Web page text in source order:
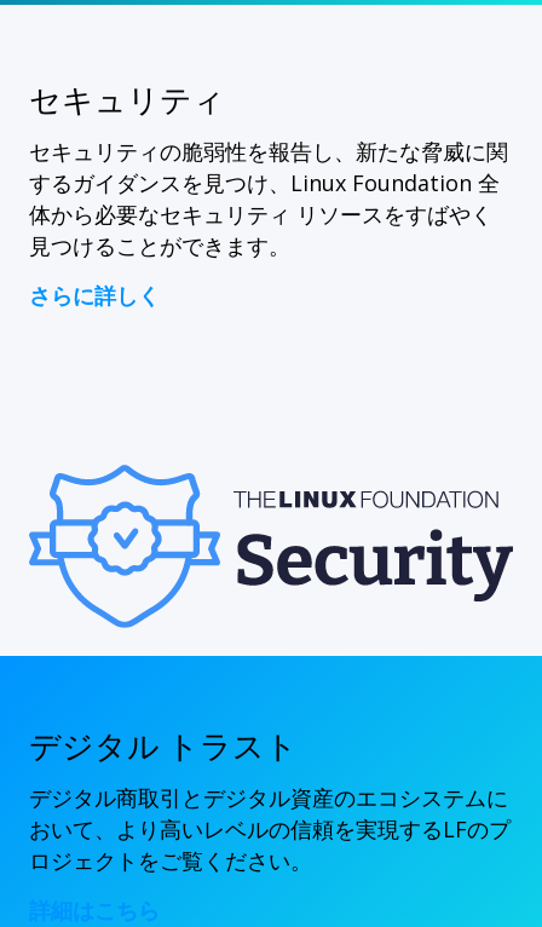
セキュリティ
セキュリティの脆弱性を報告し、新たな脅威に関
するガイダンスを見つけ、Linux Foundation 全
体から必要なセキュリティ リソースをすばやく
見つけることができます。
さらに詳しく
デジタル トラスト
デジタル商取引とデジタル資産のエコシステムに
おいて、より高いレベルの信頼を実現するLFのプ
ロジェクトをご覧ください。
詳細はこちら